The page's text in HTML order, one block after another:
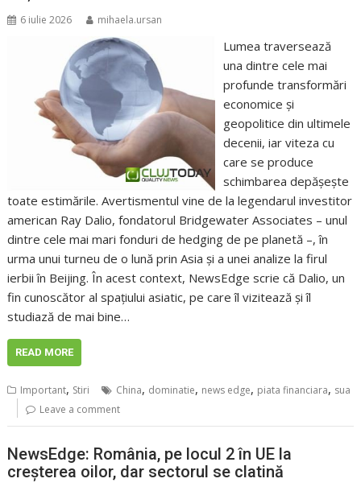
6 iulie 2026 mihaela.ursan
Lumea traversează
una dintre cele mai
profunde transformări
economice și
geopolitice din ultimele
decenii, iar viteza cu
care se produce
schimbarea depășește
toate estimările. Avertismentul vine de la legendarul investitor
american Ray Dalio, fondatorul Bridgewater Associates – unul
dintre cele mai mari fonduri de hedging de pe planetă –, în
urma unui turneu de o lună prin Asia și a unei analize la firul
ierbii în Beijing. În acest context, NewsEdge scrie că Dalio, un
fin cunoscător al spațiului asiatic, pe care îl vizitează și îl
studiază de mai bine…
READ MORE
Important, Stiri China, dominatie, news edge, piata financiara, sua
Leave a comment
NewsEdge: România, pe locul 2 în UE la
creșterea oilor, dar sectorul se clatină